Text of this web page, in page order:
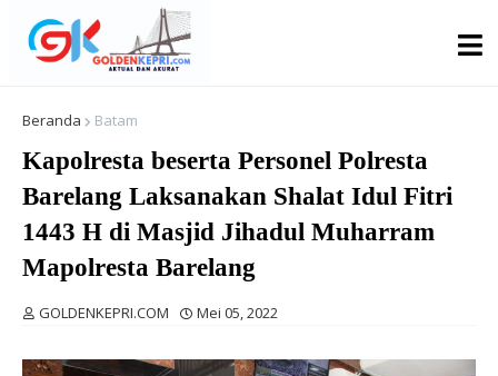
Beranda Batam
Kapolresta beserta Personel Polresta
Barelang Laksanakan Shalat Idul Fitri
1443 H di Masjid Jihadul Muharram
Mapolresta Barelang
GOLDENKEPRI.COM Mei 05, 2022